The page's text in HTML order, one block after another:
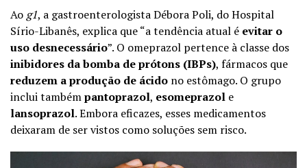
Ao g1, a gastroenterologista Débora Poli, do Hospital
Sírio-Libanês, explica que “a tendência atual é evitar o
uso desnecessário”. O omeprazol pertence à classe dos
inibidores da bomba de prótons (IBPs), fármacos que
reduzem a produção de ácido no estômago. O grupo
inclui tambémpantoprazol, esomeprazol e
lansoprazol. Embora eficazes, esses medicamentos
deixaram de ser vistos como soluções sem risco.